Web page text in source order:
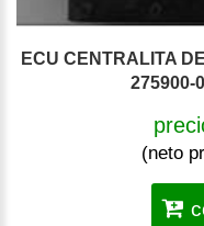
ECU CENTRALITA
275900-
(neto